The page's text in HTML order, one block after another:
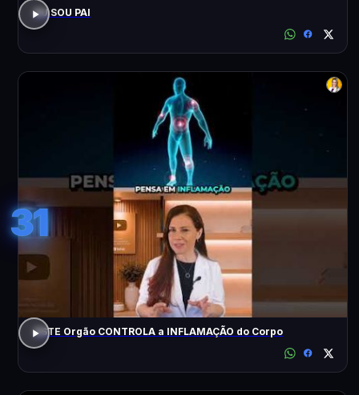
EU SOU PAI
31
ESTE Orgão CONTROLA a INFLAMAÇÃO do Corpo